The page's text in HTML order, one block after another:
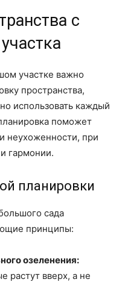
с
участке важно
пространства,
использовать каждый
поможет
неухоженности, при
гармонии.
планировки
сада
принципы:
озеленения:
растут вверх, а не